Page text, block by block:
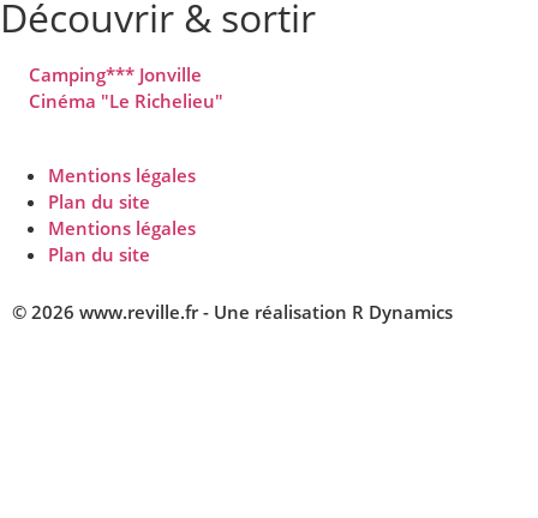
Découvrir & sortir
Camping*** Jonville
Cinéma "Le Richelieu"
Mentions légales
Plan du site
Mentions légales
Plan du site
© 2026 www.reville.fr - Une réalisation R Dynamics